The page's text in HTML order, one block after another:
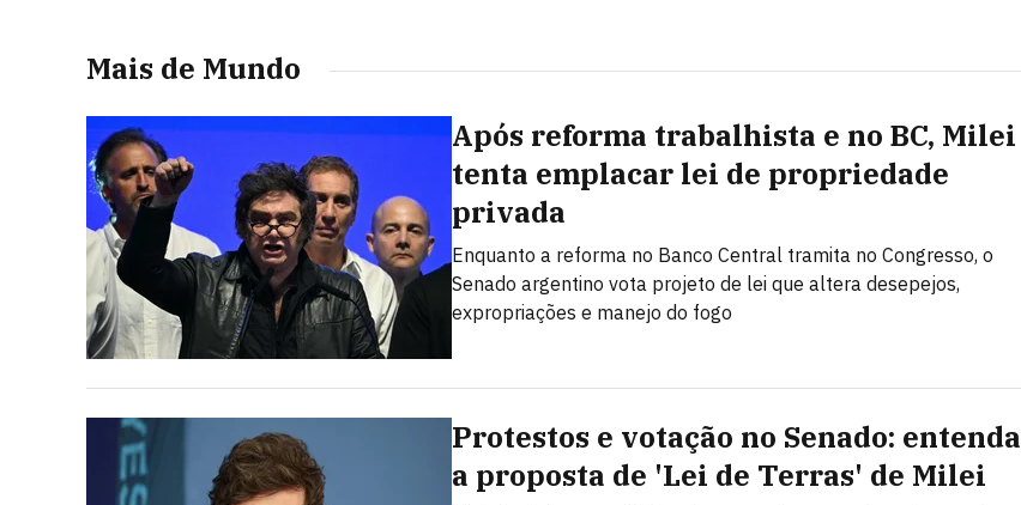
Mais de Mundo
Após reforma trabalhista e no BC, Milei
tenta emplacar lei de propriedade
privada
Enquanto a reforma no Banco Central tramita no Congresso, o
Senado argentino vota projeto de lei que altera desepejos,
expropriações e manejo do fogo
Protestos e votação no Senado: entenda
a proposta de 'Lei de Terras' de Milei